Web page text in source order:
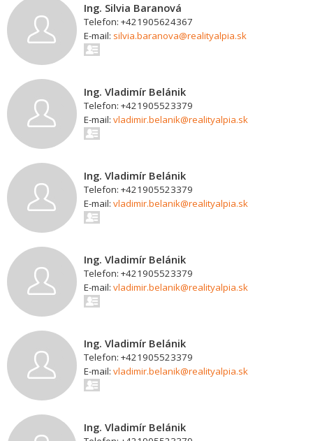
Ing. Silvia Baranová
Telefon: +421905624367
E-mail: silvia.baranova@realityalpia.sk
Ing. Vladimír Belánik
Telefon: +421905523379
E-mail: vladimir.belanik@realityalpia.sk
Ing. Vladimír Belánik
Telefon: +421905523379
E-mail: vladimir.belanik@realityalpia.sk
Ing. Vladimír Belánik
Telefon: +421905523379
E-mail: vladimir.belanik@realityalpia.sk
Ing. Vladimír Belánik
Telefon: +421905523379
E-mail: vladimir.belanik@realityalpia.sk
Ing. Vladimír Belánik